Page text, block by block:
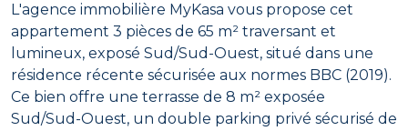
L'agence immobilière MyKasa vous propose cet
appartement 3 pièces de 65 m² traversant et
lumineux, exposé Sud/Sud-Ouest, situé dans une
résidence récente sécurisée aux normes BBC (2019).
Ce bien offre une terrasse de 8 m² exposée
Sud/Sud-Ouest, un double parking privé sécurisé de